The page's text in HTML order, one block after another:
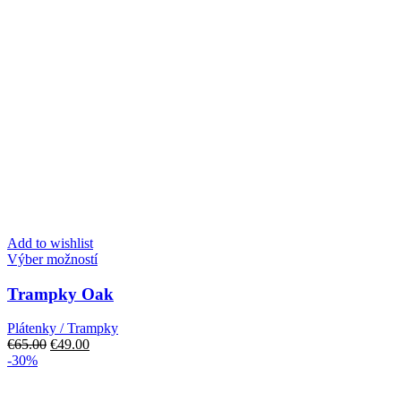
Add to wishlist
Výber možnostíTento
má
viacero
variantov.
Možnosti
Trampky Oak
Plátenky / Trampky
€65.00 Pôvodná
€49.00Aktuálna
-30%